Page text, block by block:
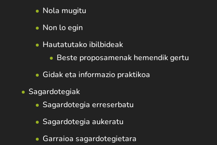
Nola mugitu
Non lo egin
Hautatutako ibilbideak
Beste proposamenak hemendik gertu
Gidak eta informazio praktikoa
Sagardotegiak
Sagardotegia erreserbatu
Sagardotegia aukeratu
Garraioa sagardotegietara